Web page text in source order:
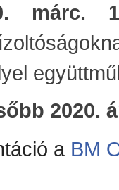
márc.
2020.
a BM